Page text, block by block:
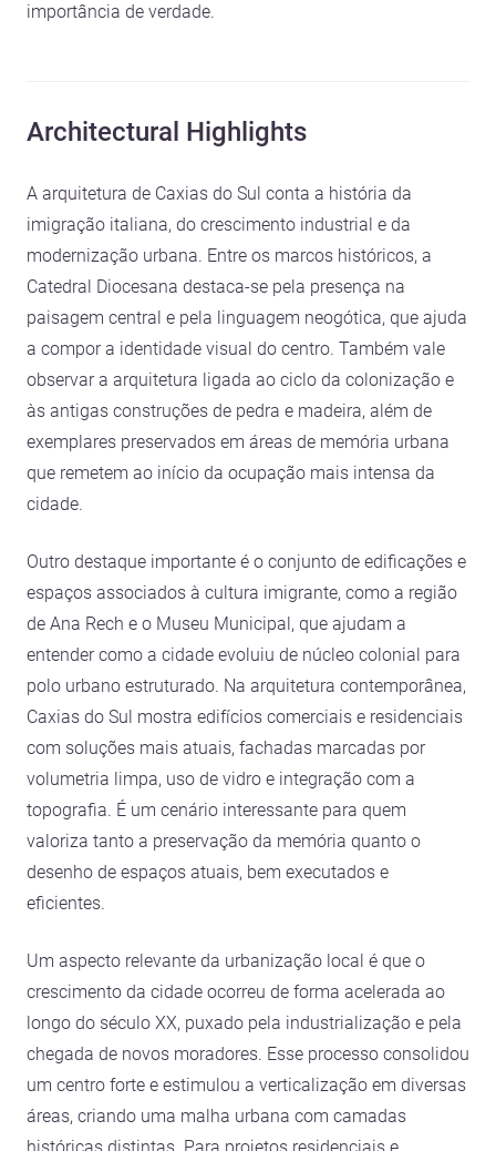
importância de verdade.
Architectural Highlights
A arquitetura de Caxias do Sul conta a história da
imigração italiana, do crescimento industrial e da
modernização urbana. Entre os marcos históricos, a
Catedral Diocesana destaca-se pela presença na
paisagem central e pela linguagem neogótica, que ajuda
a compor a identidade visual do centro. Também vale
observar a arquitetura ligada ao ciclo da colonização e
às antigas construções de pedra e madeira, além de
exemplares preservados em áreas de memória urbana
que remetem ao início da ocupação mais intensa da
cidade.
Outro destaque importante é o conjunto de edificações e
espaços associados à cultura imigrante, como a região
de Ana Rech e o Museu Municipal, que ajudam a
entender como a cidade evoluiu de núcleo colonial para
polo urbano estruturado. Na arquitetura contemporânea,
Caxias do Sul mostra edifícios comerciais e residenciais
com soluções mais atuais, fachadas marcadas por
volumetria limpa, uso de vidro e integração com a
topografia. É um cenário interessante para quem
valoriza tanto a preservação da memória quanto o
desenho de espaços atuais, bem executados e
eficientes.
Um aspecto relevante da urbanização local é que o
crescimento da cidade ocorreu de forma acelerada ao
longo do século XX, puxado pela industrialização e pela
chegada de novos moradores. Esse processo consolidou
um centro forte e estimulou a verticalização em diversas
áreas, criando uma malha urbana com camadas